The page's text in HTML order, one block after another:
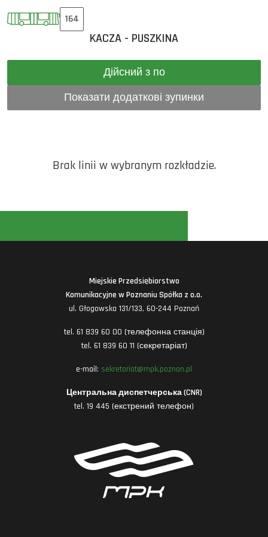
164
KACZA - PUSZKINA
Дійсний з по
Показати додаткові зупинки
Brak linii w wybranym rozkładzie.
Miejskie Przedsiębiorstwo
Komunikacyjne w Poznaniu Spółka z o.o.
ul. Głogowska 131/133, 60-244 Poznań
tel. 61 839 60 00 (телефонна станція)
tel. 61 839 60 11 (секретаріат)
e-mail: sekretariat@mpk.poznan.pl
Центральна диспетчерська (CNR)
tel. 19 445 (екстрений телефон)